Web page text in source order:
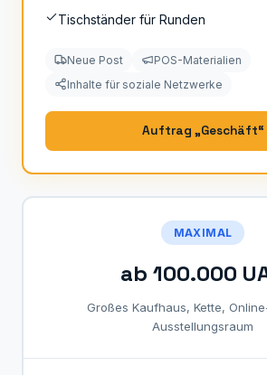
Tischständer für Runden
Neue Post
POS-Materialien
Inhalte für soziale Netzwerke
Auftrag „Geschäft“
MAXIMAL
ab 100.000
Großes Kaufhaus, Kette,
Ausstellungsraum